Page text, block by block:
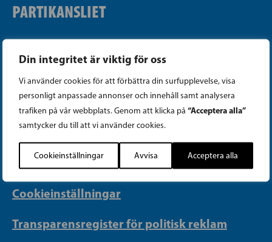
Din integritet är viktig för oss
Vi använder cookies för att förbättra din surfupplevelse, visa
personligt anpassade annonser och innehåll samt analysera
trafiken på vår webbplats. Genom att klicka på “Acceptera alla”
samtycker du till att vi använder cookies.
Cookieinställningar Avvisa Acceptera alla
PARTIKANSLIET
PB 430, 00101 Helsingfors
Georgsgatan 27, 00100 Helsingfors
info@sfp.fi
Faktureringsuppgifter
Integritetspolicy
Cookieinställningar
Transparensregister för politisk reklam